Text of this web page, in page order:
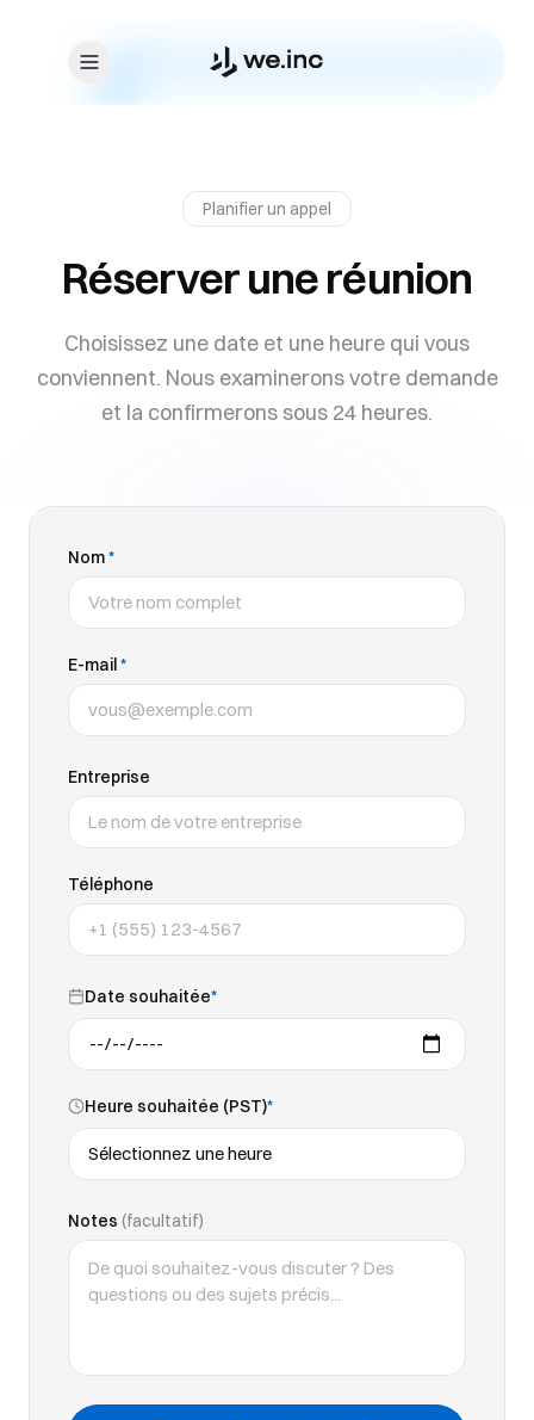
Planifier un appel
Réserver une réunion
Choisissez une date et une heure qui vous
conviennent. Nous examinerons votre demande
et la confirmerons sous 24 heures.
Nom*
E-mail*
Entreprise
Téléphone
Date souhaitée*
Heure souhaitée (PST)*
Notes (facultatif)